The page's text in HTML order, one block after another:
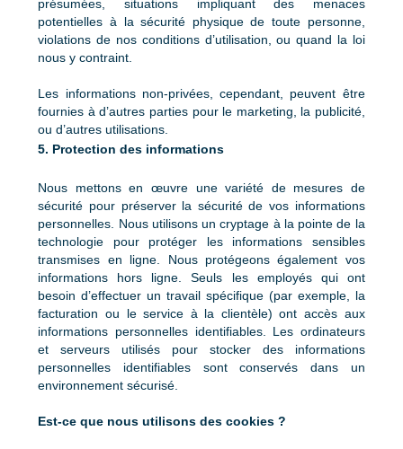
présumées, situations impliquant des menaces
potentielles à la sécurité physique de toute personne,
violations de nos conditions d’utilisation, ou quand la loi
nous y contraint.
Les informations non-privées, cependant, peuvent être
fournies à d’autres parties pour le marketing, la publicité,
ou d’autres utilisations.
5. Protection des informations
Nous mettons en œuvre une variété de mesures de
sécurité pour préserver la sécurité de vos informations
personnelles. Nous utilisons un cryptage à la pointe de la
technologie pour protéger les informations sensibles
transmises en ligne. Nous protégeons également vos
informations hors ligne. Seuls les employés qui ont
besoin d’effectuer un travail spécifique (par exemple, la
facturation ou le service à la clientèle) ont accès aux
informations personnelles identifiables. Les ordinateurs
et serveurs utilisés pour stocker des informations
personnelles identifiables sont conservés dans un
environnement sécurisé.
Est-ce que nous utilisons des cookies ?